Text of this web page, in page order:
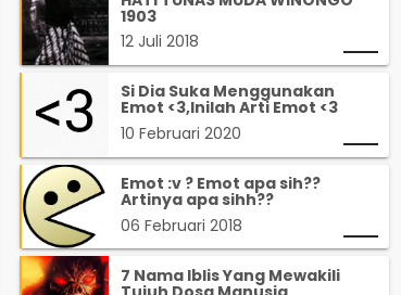
1903
12 Juli 2018
Si Dia Suka Menggunakan
Emot <3,Inilah Arti Emot <3
10 Februari 2020
Emot :v ? Emot apa sih??
Artinya apa sihh??
06 Februari 2018
7 Nama Iblis Yang Mewakili